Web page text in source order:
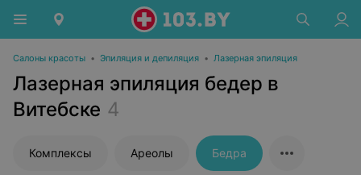
Салоны красоты • Эпиляция и депиляция • Лазерная эпиляция
Лазерная эпиляция бедер в
Витебске 4
Комплексы Ареолы Бедра